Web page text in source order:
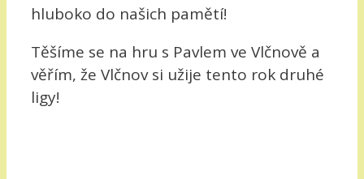
hluboko do našich pamětí!
Těšíme se na hru s Pavlem ve Vlčnově a
věřím, že Vlčnov si užije tento rok druhé
ligy!